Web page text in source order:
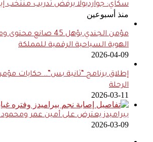
سكاي: جوارديولا يرفض تدريب منتخب
منذ أسبوعين
مؤمن الجندي يؤهل 45
الهوية السياحية الرقمية للمملكة
2026-04-09
إطلاق برنامج “ثانية بس”.. حكايات
الرحلة
2026-03-11
بيراميدز يعترض على أمين عمر
2026-03-09